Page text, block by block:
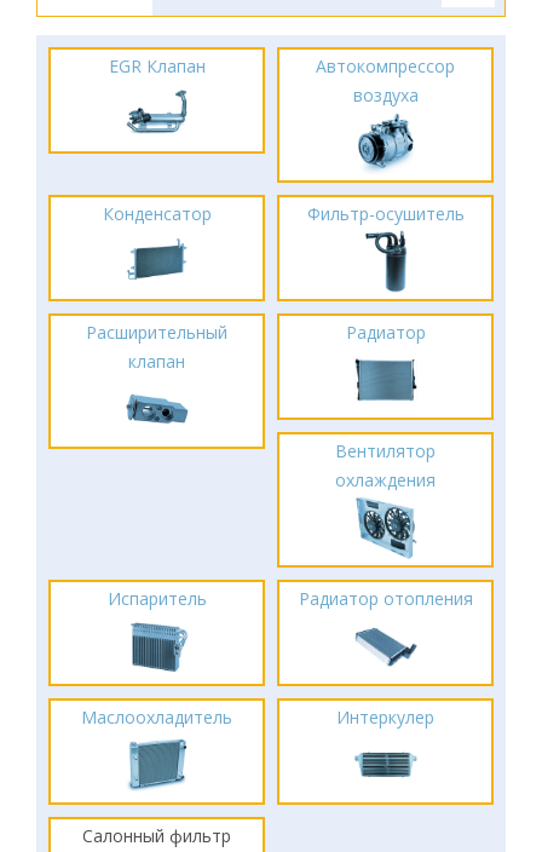
EGR Клапан
Автокомпрессор
воздуха
Конденсатор Фильтр-осушитель
Расширительный
клапан
Радиатор
Вентилятор
охлаждения
Испаритель Радиатор отопления
Маслоохладитель Интеркулер
Салонный фильтр